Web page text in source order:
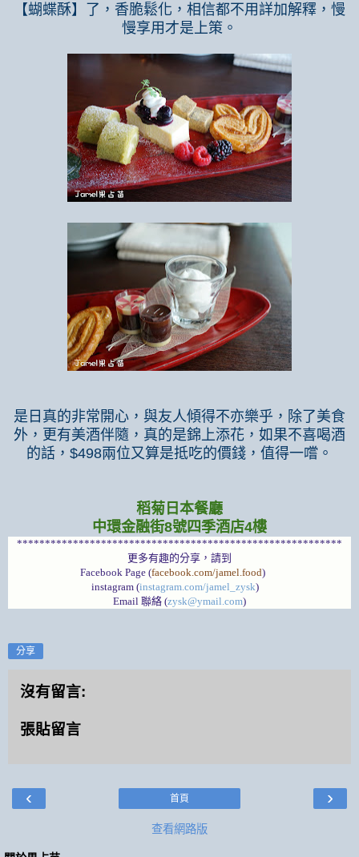
【蝴蝶酥】了，香脆鬆化，相信都不用詳加解釋，慢
慢享用才是上策。
是日真的非常開心，與友人傾得不亦樂乎，除了美食
外，更有美酒伴隨，真的是錦上添花，如果不喜喝酒
的話， $498兩位又算是抵吃的價錢，值得一嚐。
稻菊日本餐廳
中環金融街8號四季酒店4樓
**********************************************************
更多有趣的分享，請到
Facebook Page (facebook.com/jamel.food)
instagram (instagram.com/jamel_zysk)
Email 聯絡 (zysk@ymail.com)
分享
沒有留言:
張貼留言
‹ ›
首頁
查看網路版